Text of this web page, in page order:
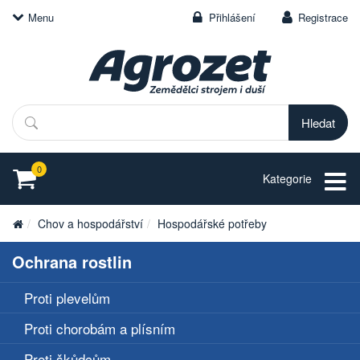
Menu Přihlášení Registrace
Hledat
0
Kategorie
Chov a hospodářství Hospodářské potřeby
Ochrana rostlin
Proti plevelům
Proti chorobám a plísním